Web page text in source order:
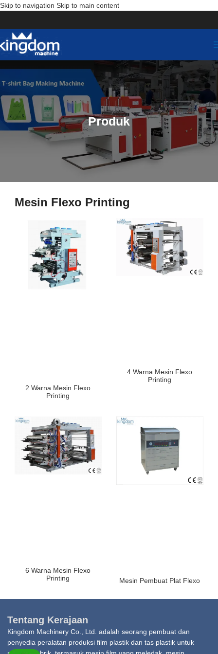
Skip to navigation Skip to main content
Produk
Mesin Flexo Printing
2 Warna Mesin Flexo
Printing
4 Warna Mesin Flexo
Printing
6 Warna Mesin Flexo
Printing
Mesin Pembuat Plat Flexo
Tentang Kerajaan
Kingdom Machinery Co., Ltd. adalah seorang pembuat dan
penyedia peralatan produksi film plastik dan tas plastik untuk